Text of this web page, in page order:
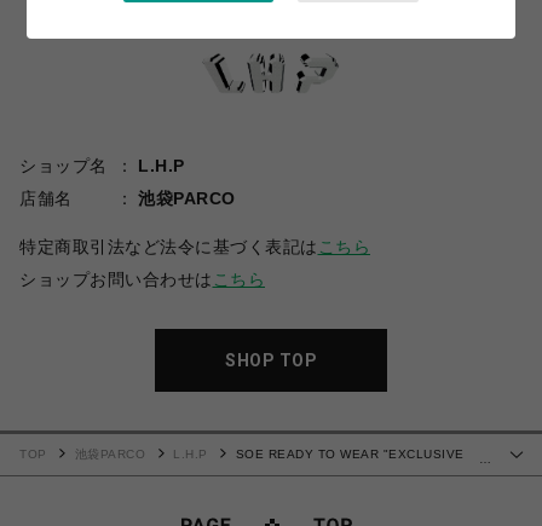
ショップ名
L.H.P
店舗名
池袋PARCO
特定商取引法など法令に基づく表記は こちら
ショップお問い合わせは こちら
SHOP TOP
…
TOP 池袋PARCO L.H.P
SOE READY TO WEAR "EXCLUSIVE